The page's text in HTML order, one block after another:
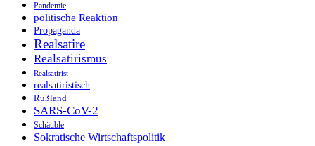
Pandemie
politische Reaktion
Propaganda
Realsatire
Realsatirismus
Realsatirist
realsatiristisch
Rußland
SARS-CoV-2
Schäuble
Sokratische Wirtschaftspolitik